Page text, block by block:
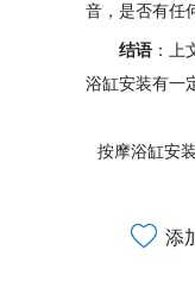
音，是否有任
结语 ：
浴缸安装有一
按摩浴缸安装
添